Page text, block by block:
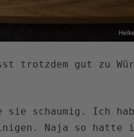
trotzdem gut zu
schaumig. Ich habe
Naja so hatte